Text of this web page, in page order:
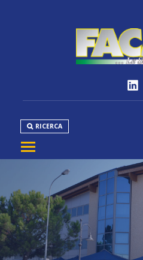
RICERCA
PRODOTTI
NORMATIVE
MEDIA
DOWNLOAD